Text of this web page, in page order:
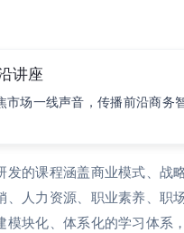
讲座
市场一线声音，传播前沿商务
发的课程涵盖商业模式、战
、人力资源、职业素养、职
模块化、体系化的学习体系